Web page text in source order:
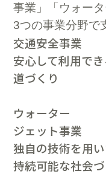
事業」「ウォー
3つの事業分野で
交通安全事業
安心して利用でき
道づくり
ウォーター
ジェット事業
独自の技術を用
持続可能な社会